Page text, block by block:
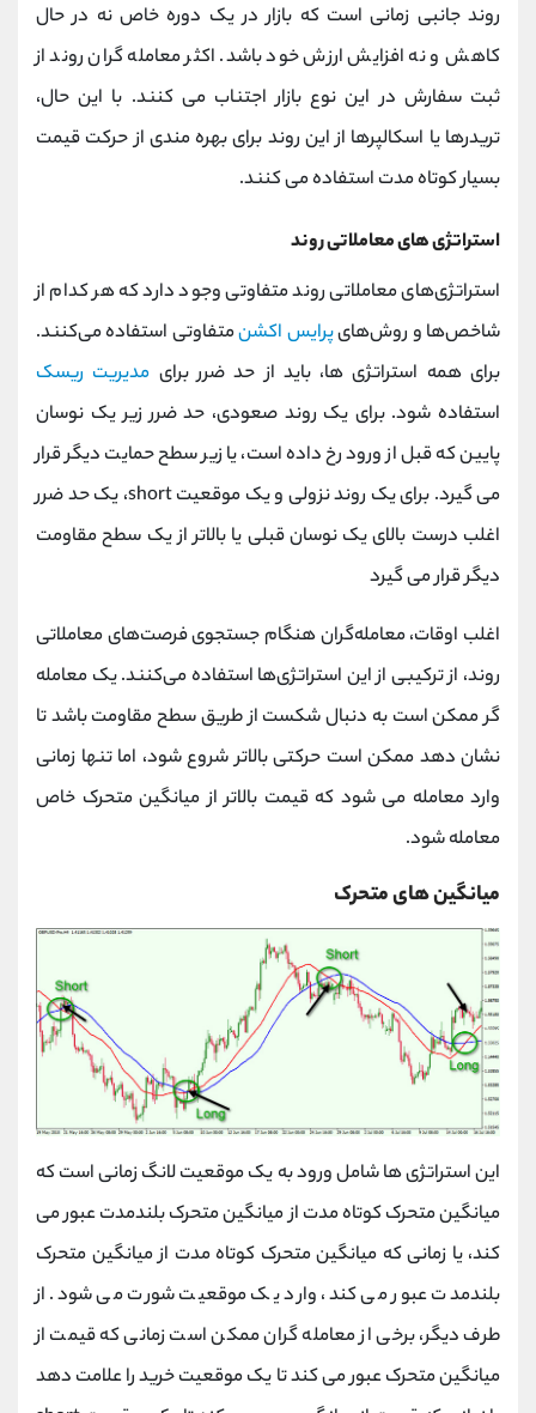
روند جانبی زمانی است که بازار در یک دوره خاص نه در حال
کاهش و نه افزایش ارزش خود باشد. اکثر معامله گران روند از
ثبت سفارش در این نوع بازار اجتناب می کنند. با این حال،
تریدرها یا اسکالپرها از این روند برای بهره مندی از حرکت قیمت
بسیار کوتاه مدت استفاده می کنند.
استراتژی های معاملاتی روند
استراتژی‌های معاملاتی روند متفاوتی وجود دارد که هر کدام از
شاخص‌ها و روش‌هایپرایس اکشنمتفاوتی استفاده می‌کنند.
برای همه استراتژی ها، باید از حد ضرر برای مدیریت ریسک
استفاده شود. برای یک روند صعودی، حد ضرر زیر یک نوسان
پایین که قبل از ورود رخ داده است، یا زیر سطح حمایت دیگر قرار
می گیرد. برای یک روند نزولی و یک موقعیت short، یک حد ضرر
اغلب درست بالای یک نوسان قبلی یا بالاتر از یک سطح مقاومت
دیگر قرار می گیرد
اغلب اوقات، معامله‌گران هنگام جستجوی فرصت‌های معاملاتی
روند، از ترکیبی از این استراتژی‌ها استفاده می‌کنند. یک معامله
گر ممکن است به دنبال شکست از طریق سطح مقاومت باشد تا
نشان دهد ممکن است حرکتی بالاتر شروع شود، اما تنها زمانی
وارد معامله می شود که قیمت بالاتر از میانگین متحرک خاص
معامله شود.
میانگین های متحرک
این استراتژی ها شامل ورود به یک موقعیت لانگ زمانی است که
میانگین متحرک کوتاه مدت از میانگین متحرک بلندمدت عبور می
کند، یا زمانی که میانگین متحرک کوتاه مدت از میانگین متحرک
بلندمدت عبور می کند، وارد یک موقعیت شورت می شود. از
طرف دیگر، برخی از معامله گران ممکن است زمانی که قیمت از
میانگین متحرک عبور می کند تا یک موقعیت خرید را علامت دهد